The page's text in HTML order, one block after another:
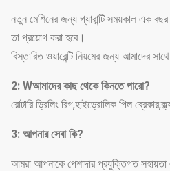
নতুন মেশিনের জন্য গ্যারান্টি সময়কাল এক
তা প্রয়োগ করা হবে।
বিস্তারিত ওয়ারেন্টি নিয়মের জন্য আমাদের
2: Wআমাদের কাছ থেকে কিনতে পারো?
রোটারি ড্রিলিং রিগ,হাইড্রোলিক পিল
3: আপনার সেবা কি?
আমরা আপনাকে পেশাদার প্রযুক্তিগত সহায়তা